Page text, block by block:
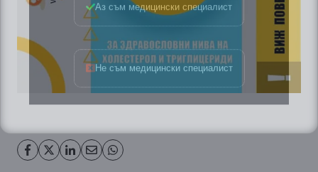
Не съм медицински специалист